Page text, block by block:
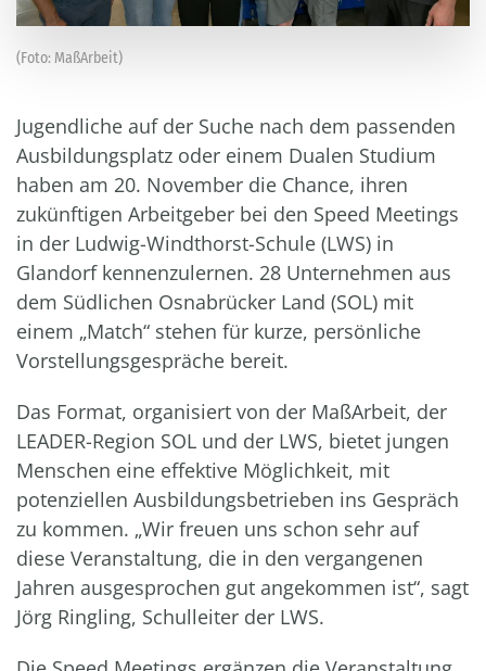
(Foto: MaßArbeit)
Jugendliche auf der Suche nach dem passenden
Ausbildungsplatz oder einem Dualen Studium
haben am 20. November die Chance, ihren
zukünftigen Arbeitgeber bei den Speed Meetings
in der Ludwig-Windthorst-Schule (LWS) in
Glandorf kennenzulernen. 28 Unternehmen aus
dem Südlichen Osnabrücker Land (SOL) mit
einem „Match“ stehen für kurze, persönliche
Vorstellungsgespräche bereit.
Das Format, organisiert von der MaßArbeit, der
LEADER-Region SOL und der LWS, bietet jungen
Menschen eine effektive Möglichkeit, mit
potenziellen Ausbildungsbetrieben ins Gespräch
zu kommen. „Wir freuen uns schon sehr auf
diese Veranstaltung, die in den vergangenen
Jahren ausgesprochen gut angekommen ist“, sagt
Jörg Ringling, Schulleiter der LWS.